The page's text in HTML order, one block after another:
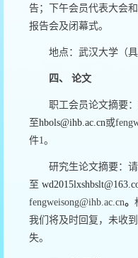
告；下午会员代表大会和
报告会及闭幕式。
地点：武汉大学（
四、 论文
职工会员论文摘要：
至hbols@ihb.ac.cn或
件1。
研究生论文摘要：
至
fengweisong@ihb.ac.cn。
我们将及时回复，未收
失。